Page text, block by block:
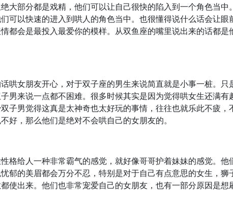
大部分都是戏精，他们可以让自己很快的陷入到一个角色当
可以快速的进入到哄人的角色当中。也很懂得说什么话会让
都会是最投入最爱你的模样。从双鱼座的嘴里说出来的话都
哄女朋友开心，对于双子座的男生来说简直就是小事一桩。
男来说一点都不困难。很多时候其实是因为觉得哄女生还满
子男觉得这真是太神奇也太好玩的事情，往往也就乐此不疲
好，那么他们是绝对不会哄自己的女朋友的。
格给人一种非常霸气的感觉，就好像哥哥护着妹妹的感觉。
郁的美眉都会万分不忍，特别是对于自己有点意思的女生，
使出来。他们也非常宠爱自己的女朋友，也有一部分原因是